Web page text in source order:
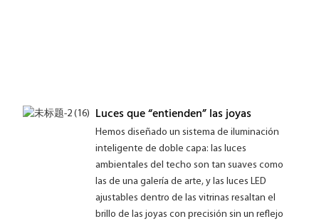
Luces que “entienden” las joyas
Hemos diseñado un sistema de iluminación
inteligente de doble capa: las luces
ambientales del techo son tan suaves como
las de una galería de arte, y las luces LED
ajustables dentro de las vitrinas resaltan el
brillo de las joyas con precisión sin un reflejo